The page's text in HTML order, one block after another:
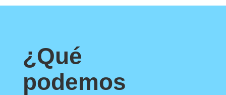
¿Qué
podemos